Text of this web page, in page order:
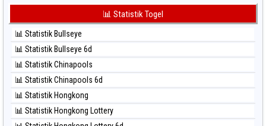
⚽ Bola Merah Taiwan
⚽ Bola Hitam Kuda Lari
⚽ Bola Hitam Magnum Cambodia
⚽ Bola Hitam Nagoya
⚽ Bola Hitam North Carolina Day
⚽ Bola Hitam Pcso
⚽ Bola Hitam Sao Paulo
⚽ Bola Hitam Singapore
📊 Statistik Togel
📊 Statistik Bullseye
📊 Statistik Bullseye 6d
📊 Statistik Chinapools
📊 Statistik Chinapools 6d
📊 Statistik Hongkong
📊 Statistik Hongkong Lottery